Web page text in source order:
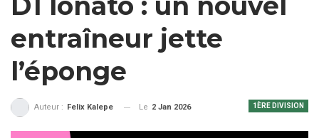
entraîneur jette
l’éponge
1ÈRE DIVISION
Auteur : Felix Kalepe Le 2 Jan 2026